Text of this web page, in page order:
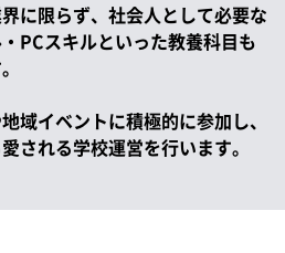
に限らず、社会人として必要な
PCスキルといった教養科目も
域イベントに積極的に参加し、
される学校運営を行います。